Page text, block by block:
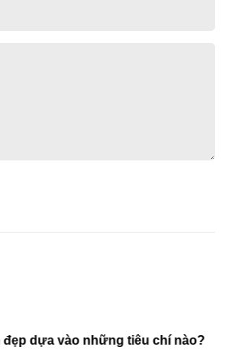
dựa vào những tiêu chí nào?